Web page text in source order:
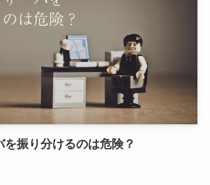
振り分けるのは危険？